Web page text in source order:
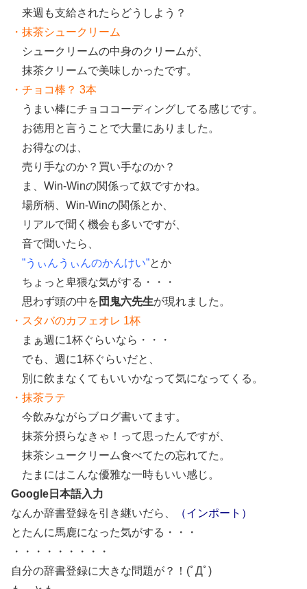
来週も支給されたらどうしよう？
・抹茶シュークリーム
シュークリームの中身のクリームが、
抹茶クリームで美味しかったです。
・チョコ棒？ 3本
うまい棒にチョココーディングしてる感じです。
お徳用と言うことで大量にありました。
お得なのは、
売り手なのか？買い手なのか？
ま、Win-Winの関係って奴ですかね。
場所柄、Win-Winの関係とか、
リアルで聞く機会も多いですが、
音で聞いたら、
”うぃんうぃんのかんけい”とか
ちょっと卑猥な気がする・・・
思わず頭の中を 団鬼六先生が現れました。
・スタバのカフェオレ 1杯
まぁ週に1杯ぐらいなら・・・
でも、週に1杯ぐらいだと、
別に飲まなくてもいいかなって気になってくる。
・抹茶ラテ
今飲みながらブログ書いてます。
抹茶分摂らなきゃ！って思ったんですが、
抹茶シュークリーム食べてたの忘れてた。
たまにはこんな優雅な一時もいい感じ。
Google日本語入力
なんか辞書登録を引き継いだら、
（インポート）
とたんに馬鹿になった気がする・・・
・・・・・・・・・
自分の辞書登録に大きな問題が？！ (ﾟДﾟ)